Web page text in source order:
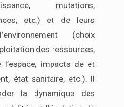
mutations,
etc.) et de leurs
(choix
des ressources,
l’espace, impacts de et
état sanitaire, etc.). Il
la dynamique des